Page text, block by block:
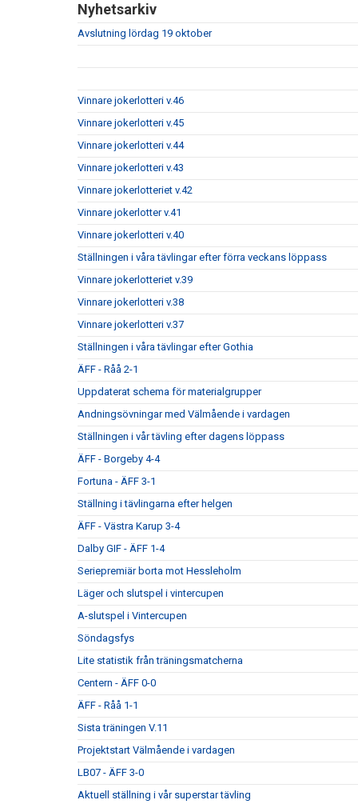
Nyhetsarkiv
Avslutning lördag 19 oktober
Vinnare jokerlotteri v.46
Vinnare jokerlotteri v.45
Vinnare jokerlotteri v.44
Vinnare jokerlotteri v.43
Vinnare jokerlotteriet v.42
Vinnare jokerlotter v.41
Vinnare jokerlotteri v.40
Ställningen i våra tävlingar efter förra veckans löppass
Vinnare jokerlotteriet v.39
Vinnare jokerlotteri v.38
Vinnare jokerlotteri v.37
Ställningen i våra tävlingar efter Gothia
ÄFF - Råå 2-1
Uppdaterat schema för materialgrupper
Andningsövningar med Välmående i vardagen
Ställningen i vår tävling efter dagens löppass
ÄFF - Borgeby 4-4
Fortuna - ÄFF 3-1
Ställning i tävlingarna efter helgen
ÄFF - Västra Karup 3-4
Dalby GIF - ÄFF 1-4
Seriepremiär borta mot Hessleholm
Läger och slutspel i vintercupen
A-slutspel i Vintercupen
Söndagsfys
Lite statistik från träningsmatcherna
Centern - ÄFF 0-0
ÄFF - Råå 1-1
Sista träningen V.11
Projektstart Välmående i vardagen
LB07 - ÄFF 3-0
Aktuell ställning i vår superstar tävling